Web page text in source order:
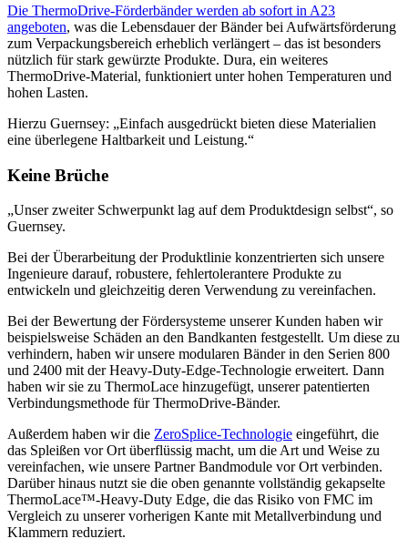
Die ThermoDrive-Förderbänder werden ab sofort in A23
angeboten, was die Lebensdauer der Bänder bei Aufwärtsförderung
zum Verpackungsbereich erheblich verlängert – das ist besonders
nützlich für stark gewürzte Produkte. Dura, ein weiteres
ThermoDrive-Material, funktioniert unter hohen Temperaturen und
hohen Lasten.
Hierzu Guernsey: „Einfach ausgedrückt bieten diese Materialien
eine überlegene Haltbarkeit und Leistung.“
Keine Brüche
„Unser zweiter Schwerpunkt lag auf dem Produktdesign selbst“, so
Guernsey.
Bei der Überarbeitung der Produktlinie konzentrierten sich unsere
Ingenieure darauf, robustere, fehlertolerantere Produkte zu
entwickeln und gleichzeitig deren Verwendung zu vereinfachen.
Bei der Bewertung der Fördersysteme unserer Kunden haben wir
beispielsweise Schäden an den Bandkanten festgestellt. Um diese zu
verhindern, haben wir unsere modularen Bänder in den Serien 800
und 2400 mit der Heavy-Duty-Edge-Technologie erweitert. Dann
haben wir sie zu ThermoLace hinzugefügt, unserer patentierten
Verbindungsmethode für ThermoDrive-Bänder.
Außerdem haben wir die ZeroSplice-Technologie eingeführt, die
das Spleißen vor Ort überflüssig macht, um die Art und Weise zu
vereinfachen, wie unsere Partner Bandmodule vor Ort verbinden.
Darüber hinaus nutzt sie die oben genannte vollständig gekapselte
ThermoLace™-Heavy-Duty Edge, die das Risiko von FMC im
Vergleich zu unserer vorherigen Kante mit Metallverbindung und
Klammern reduziert.